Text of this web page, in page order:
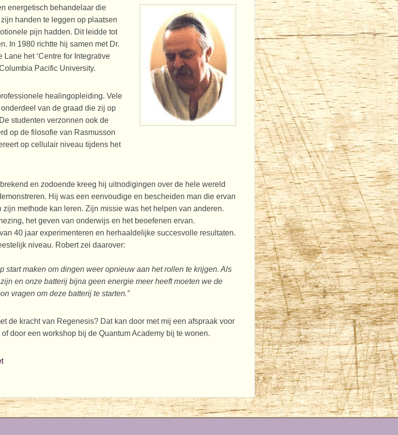
energetisch behandelaar die
handen te leggen op plaatsen
pijn hadden. Dit leidde tot
In 1980 richtte hij samen met Dr.
het ‘Centre for Integrative
Pacific University.
healingopleiding. Vele
van de graad die zij op
studenten verzonnen ook de
op de filosofie van Rasmusson
op cellulair niveau tijdens het
en zodoende kreeg hij uitnodigingen over de hele wereld
Hij was een eenvoudige en bescheiden man die ervan
methode kan leren. Zijn missie was het helpen van anderen.
het geven van onderwijs en het beoefenen ervan.
40 jaar experimenteren en herhaaldelijke succesvolle resultaten.
niveau. Robert zei daarover:
start maken om dingen weer opnieuw aan het rollen te krijgen. Als
en onze batterij bijna geen energie meer heeft moeten we de
vragen om deze batterij te starten.”
de kracht van Regenesis? Dat kan door met mij een afspraak voor
door een workshop bij de Quantum Academy bij te wonen.